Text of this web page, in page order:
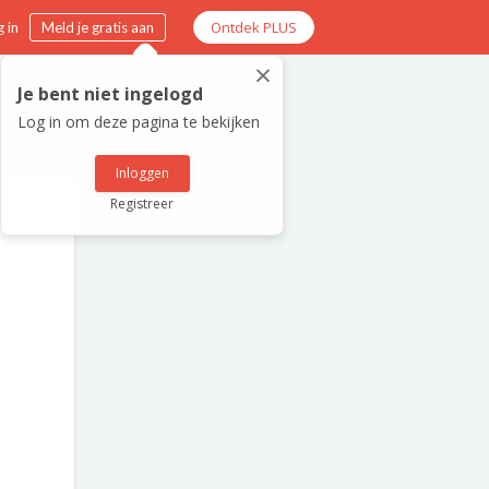
in Meld je gratis aan Ontdek PLUS
×
Je bent niet ingelogd
Log in om deze pagina te bekijken
Inloggen
Registreer